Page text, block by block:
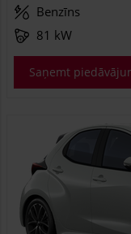
Benzīns
81 kW
Saņemt